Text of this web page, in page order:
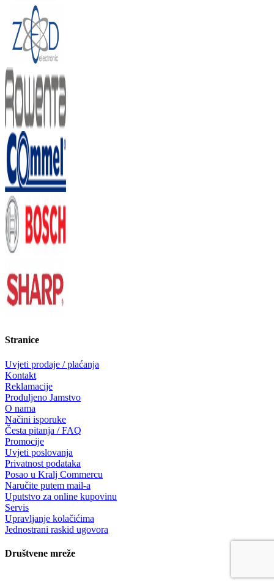
Stranice
Uvjeti prodaje / plaćanja
Kontakt
Reklamacije
Produljeno Jamstvo
O nama
Načini isporuke
Česta pitanja / FAQ
Promocije
Uvjeti poslovanja
Privatnost podataka
Posao u Kralj Commercu
Naručite putem mail-a
Uputstvo za online kupovinu
Servis
Upravljanje kolačićima
Jednostrani raskid ugovora
Društvene mreže